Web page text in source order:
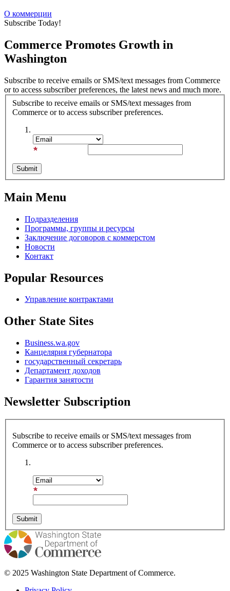
О коммерции
Subscribe Today!
Commerce Promotes Growth in
Washington
Subscribe to receive emails or SMS/text messages from Commerce
or to access subscriber preferences, the latest news and much more.
Subscribe to receive emails or SMS/text messages from
Commerce or to access subscriber preferences.
Main Menu
Подразделения
Программы, группы и ресурсы
Заключение договоров с коммерстом
Новости
Контакт
Popular Resources
Управление контрактами
Other State Sites
Business.wa.gov
Канцелярия губернатора
государственный секретарь
Департамент доходов
Гарантия занятости
Newsletter Subscription
Subscribe to receive emails or SMS/text messages from
Commerce or to access subscriber preferences.
© 2025 Washington State Department of Commerce.